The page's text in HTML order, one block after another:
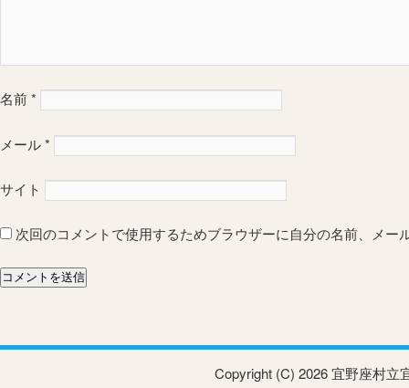
名前*
メール*
サイト
次回のコメントで使用するためブラウザーに自分の名前、メー
Copyright (C) 2026 宜野座村立